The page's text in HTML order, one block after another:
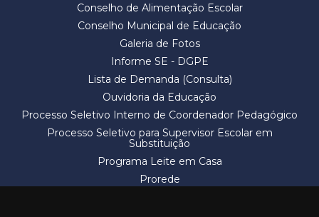
Conselho de Alimentação Escolar
Conselho Municipal de Educação
Galeria de Fotos
Informe SE - DGPE
Lista de Demanda (Consulta)
Ouvidoria da Educação
Processo Seletivo Interno de Coordenador Pedagógico
Processo Seletivo para Supervisor Escolar em
Substituição
Programa Leite em Casa
Prorede